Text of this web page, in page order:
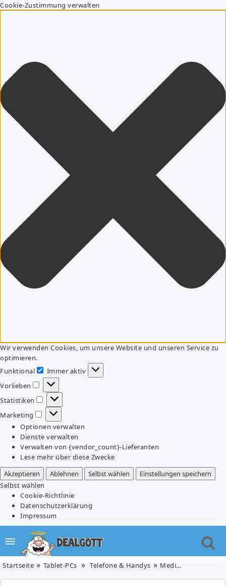
Cookie-Zustimmung verwalten
Wir verwenden Cookies, um unsere Website und unseren Service zu
optimieren.
Funktional
Funktional
Immer aktiv
Vorlieben
Vorlieben
Statistiken
Statistiken
Marketing
Marketing
Optionen verwalten
Dienste verwalten
Verwalten von {vendor_count}-Lieferanten
Lese mehr über diese Zwecke
Akzeptieren
Ablehnen Selbst wählen
Einstellungen speichern
Selbst wählen
Cookie-Richtlinie
Datenschutzerklärung
Impressum
Startseite Tablet-PCs Telefone & Handys Media Markt: Samsung Smartphone/Tab kaufen und 100€ Geschenkkarte mit dazu bekommen